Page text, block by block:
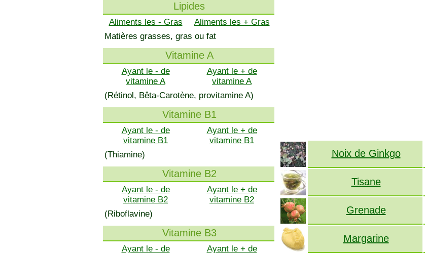
Lipides
Aliments les - Gras
Aliments les + Gras
Matières grasses, gras ou fat
Vitamine A
Ayant le - de
vitamine A
Ayant le + de
vitamine A
(Rétinol, Bêta-Carotène, provitamine A)
Vitamine B1
Ayant le - de
vitamine B1
Ayant le + de
vitamine B1
(Thiamine)
Vitamine B2
Ayant le - de
vitamine B2
Ayant le + de
vitamine B2
(Riboflavine)
Vitamine B3
Ayant le - de
Ayant le + de
Noix de Ginkgo
Tisane
Grenade
Margarine